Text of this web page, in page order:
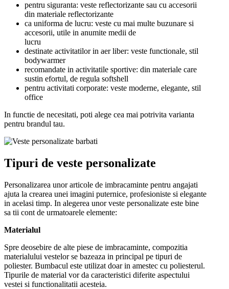
pentru siguranta: veste reflectorizante sau cu accesorii
din materiale reflectorizante
ca uniforma de lucru: veste cu mai multe buzunare si
accesorii, utile in anumite medii de
lucru
destinate activitatilor in aer liber: veste functionale, stil
bodywarmer
recomandate in activitatile sportive: din materiale care
sustin efortul, de regula softshell
pentru activitati corporate: veste moderne, elegante, stil
office
In functie de necesitati, poti alege cea mai potrivita varianta
pentru brandul tau.
Tipuri de veste personalizate
Personalizarea unor articole de imbracaminte pentru angajati
ajuta la crearea unei imagini puternice, profesioniste si elegante
in acelasi timp. In alegerea unor veste personalizate este bine
sa tii cont de urmatoarele elemente:
Materialul
Spre deosebire de alte piese de imbracaminte, compozitia
materialului vestelor se bazeaza in principal pe tipuri de
poliester. Bumbacul este utilizat doar in amestec cu poliesterul.
Tipurile de material vor da caracteristici diferite aspectului
vestei si functionalitatii acesteia.